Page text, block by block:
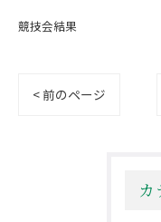
競技会結果
< 前のページ
カ